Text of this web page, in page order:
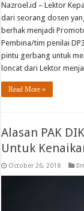
Nazroel.id – Lektor
dari seorang dosen
berhak menjadi
Pembina/tim penilai
pintu gerbang untuk
loncat dari Lektor
Read More »
Alasan PAK
Untuk
October 26, 2018